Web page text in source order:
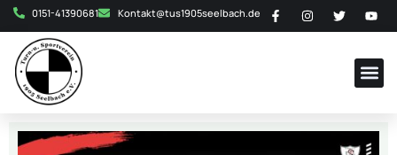
0151-41390681 Kontakt@tus1905seelbach.de